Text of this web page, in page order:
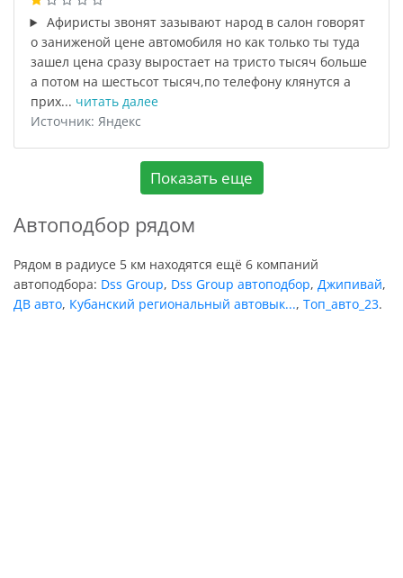
Афиристы звонят зазывают народ в салон говорят
о заниженой цене автомобиля но как только ты туда
зашел цена сразу выростает на тристо тысяч больше
а потом на шестьсот тысяч,по телефону клянутся а
прих... читать далее
Источник: Яндекс
Показать еще
Автоподбор рядом
Рядом в радиусе 5 км находятся ещё 6 компаний
автоподбора: Dss Group, Dss Group автоподбор, Джипивай,
ДВ авто, Кубанский региональный автовык..., Топ_авто_23.